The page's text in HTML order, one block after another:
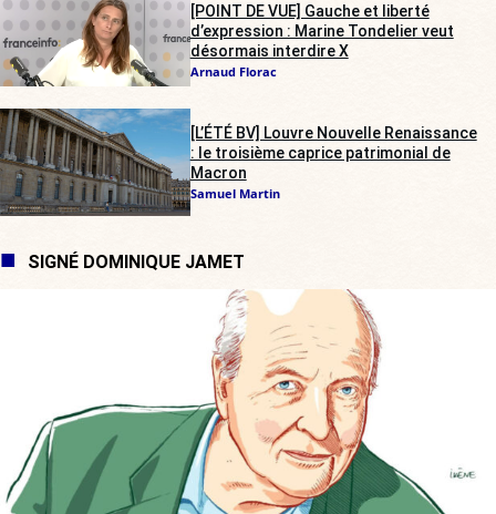
[POINT DE VUE] Gauche et liberté
d’expression : Marine Tondelier veut
désormais interdire X
Arnaud Florac
[L’ÉTÉ BV] Louvre Nouvelle Renaissance
: le troisième caprice patrimonial de
Macron
Samuel Martin
SIGNÉ DOMINIQUE JAMET